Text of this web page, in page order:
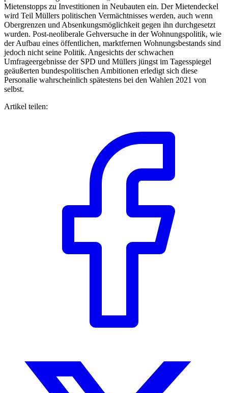
Mietenstopps zu Investitionen in Neubauten ein. Der Mietendeckel
wird Teil Müllers politischen Vermächtnisses werden, auch wenn
Obergrenzen und Absenkungsmöglichkeit gegen ihn durchgesetzt
wurden. Post-neoliberale Gehversuche in der Wohnungspolitik, wie
der Aufbau eines öffentlichen, marktfernen Wohnungsbestands sind
jedoch nicht seine Politik. Angesichts der schwachen
Umfrageergebnisse der SPD und Müllers jüngst im Tagesspiegel
geäußerten bundespolitischen Ambitionen erledigt sich diese
Personalie wahrscheinlich spätestens bei den Wahlen 2021 von
selbst.
Artikel teilen: